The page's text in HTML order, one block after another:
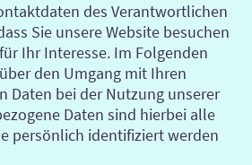
des Verantwortlichen
Sie unsere Website besuchen
Ihr Interesse. Im Folgenden
den Umgang mit Ihren
Daten bei der Nutzung unserer
Daten sind hierbei alle
persönlich identifiziert werden